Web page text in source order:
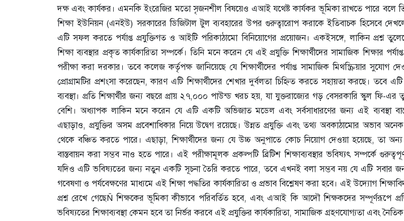
দক্ষ এবং কার্যকর। এমনকি ইংরেজির মতো সৃজনশীল বিষয়েও এআই যথেষ্ট কার্যকর ভূমিকা রাখতে পারে বলে
শিক্ষা ইউনিয়ন (এনইউ) সরকারের ডিজিটাল টুল ব্যবহারের উপর গুরুত্বারোপ করাকে ইতিবাচক হিসেবে
এটি সফল করতে পর্যাপ্ত প্রযুক্তিগত ও আইটি পরিকাঠামো বিনিয়োগের প্রয়োজন। একইসঙ্গে, লাকিন প্রশ্ন
শিক্ষা ব্যবস্থার প্রকৃত কার্যকারিতা সম্পর্কে। তিনি মনে করেন যে এই প্রযুক্তি শিক্ষার্থীদের সামাজিক শিক্ষার
পরীক্ষা করা দরকার। তবে কলেজ কর্তৃপক্ষ জানিয়েছে যে শিক্ষার্থীদের পর্যাপ্ত সামাজিক মিথস্ক্রিয়ার সুযোগ
প্রোগ্রামটির প্রশংসা করেছেন, কারণ এটি শিক্ষার্থীদের শেখার দুর্বলতা চিহ্নিত করতে সহায়তা করছে। তবে
ব্যবস্থা। প্রতি শিক্ষার্থীর জন্য বছরে প্রায় ২৭,০০০ পাউন্ড খরচ হয়, যা যুক্তরাজ্যের গড় বেসরকারি স্কুল ফি-
বেশি। অধ্যাপক লাকিন মনে করেন যে এটি একটি অভিজাত মডেল এবং সর্বসাধারণের জন্য এই ব্যবস্থা
এছাড়াও, প্রযুক্তির অসম প্রবেশাধিকার নিয়ে উদ্বেগ রয়েছে। উন্নত প্রযুক্তি এবং তথ্য অবকাঠামোর অভাব অনেক
থেকে বঞ্চিত করতে পারে। এছাড়া, শিক্ষার্থীদের জন্য যে উচ্চ অনুপাতে কোচ নিয়োগ দেওয়া হয়েছে, তা অন্য
বাস্তবায়ন করা সম্ভব নাও হতে পারে। এই পরীক্ষামূলক প্রকল্পটি ব্রিটিশ শিক্ষাব্যবস্থার ভবিষ্যৎ সম্পর্কে
যদিও এটি ভবিষ্যতের জন্য নতুন একটি সূচনা তৈরি করতে পারে, তবে এখনই বলা সম্ভব নয় যে এটি সবার
গবেষণা ও পর্যবেক্ষণের মাধ্যমে এই শিক্ষা পদ্ধতির কার্যকারিতা ও প্রভাব বিশ্লেষণ করা হবে। এই উদ্যোগ
প্রশ্ন রেখে গেছেÑ শিক্ষকের ভূমিকা কীভাবে পরিবর্তিত হবে, এবং এআই কি আদৌ শিক্ষকদের সম্পূর্ণরূপে
ভবিষ্যতের শিক্ষাব্যবস্থা কেমন হবে তা নির্ভর করবে এই প্রযুক্তির কার্যকারিতা, সামাজিক গ্রহণযোগ্যতা এবং